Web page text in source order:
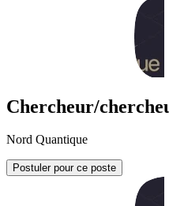
Chercheur/
Nord Quantique
Postuler pour ce poste